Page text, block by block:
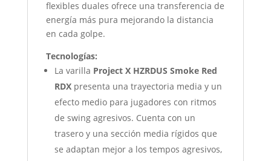
flexibles duales ofrece una transferencia de
energía más pura mejorando la distancia
en cada golpe.
Tecnologías:
La varilla Project X HZRDUS Smoke Red
RDXpresenta una trayectoria media y un
efecto medio para jugadores con ritmos
de swing agresivos. Cuenta con un
trasero y una sección media rígidos que
se adaptan mejor a los tempos agresivos,